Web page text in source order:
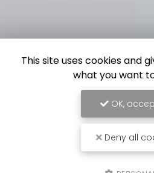
This site uses cookies and
what you want
OK,
Deny all